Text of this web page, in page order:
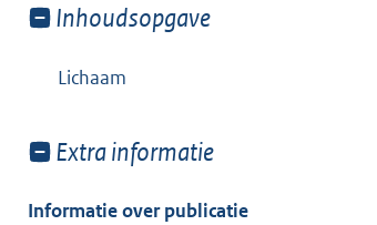
Toon
van:
Inhoudsopgave
Lichaam
Toon
van:
Extra informatie
Informatie over publicatie